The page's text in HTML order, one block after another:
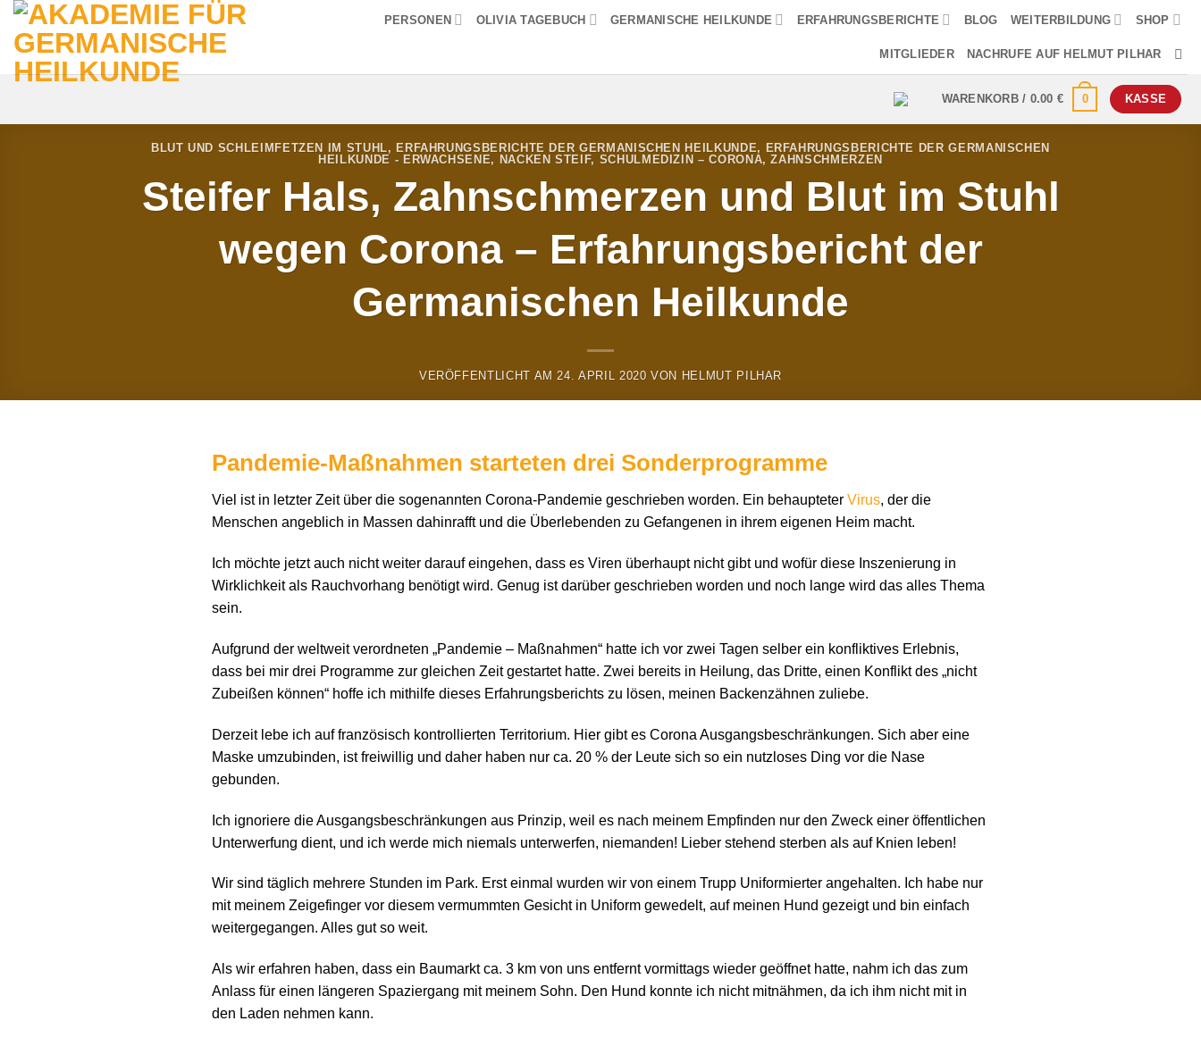
Zum
Inhalt
springen
PERSONEN OLIVIA TAGEBUCH GERMANISCHE HEILKUNDE ERFAHRUNGSBERICHTE BLOG WEITERBILDUNG SHOP
MITGLIEDER NACHRUFE AUF HELMUT PILHAR
WARENKORB / 0.00 € 0 KASSE
BLUT UND SCHLEIMFETZEN IM STUHL, ERFAHRUNGSBERICHTE DER GERMANISCHEN HEILKUNDE, ERFAHRUNGSBERICHTE DER GERMANISCHEN
HEILKUNDE - ERWACHSENE, NACKEN STEIF, SCHULMEDIZIN – CORONA,ZAHNSCHMERZEN
Steifer Hals, Zahnschmerzen und Blut im Stuhl
wegen Corona – Erfahrungsbericht der
Germanischen Heilkunde
VERÖFFENTLICHT AM 24. APRIL 2020 VON HELMUT PILHAR
Pandemie-Maßnahmen starteten drei Sonderprogramme
Viel ist in letzter Zeit über die sogenannten Corona-Pandemie geschrieben worden. Ein behaupteter Virus, der die
Menschen angeblich in Massen dahinrafft und die Überlebenden zu Gefangenen in ihrem eigenen Heim macht.
Ich möchte jetzt auch nicht weiter darauf eingehen, dass es Viren überhaupt nicht gibt und wofür diese Inszenierung in
Wirklichkeit als Rauchvorhang benötigt wird. Genug ist darüber geschrieben worden und noch lange wird das alles Thema
sein.
Aufgrund der weltweit verordneten „Pandemie – Maßnahmen“ hatte ich vor zwei Tagen selber ein konfliktives Erlebnis,
dass bei mir drei Programme zur gleichen Zeit gestartet hatte. Zwei bereits in Heilung, das Dritte, einen Konflikt des „nicht
Zubeißen können“ hoffe ich mithilfe dieses Erfahrungsberichts zu lösen, meinen Backenzähnen zuliebe.
Derzeit lebe ich auf französisch kontrollierten Territorium. Hier gibt es Corona Ausgangsbeschränkungen. Sich aber eine
Maske umzubinden, ist freiwillig und daher haben nur ca. 20 % der Leute sich so ein nutzloses Ding vor die Nase
gebunden.
Ich ignoriere die Ausgangsbeschränkungen aus Prinzip, weil es nach meinem Empfinden nur den Zweck einer öffentlichen
Unterwerfung dient, und ich werde mich niemals unterwerfen, niemanden! Lieber stehend sterben als auf Knien leben!
Wir sind täglich mehrere Stunden im Park. Erst einmal wurden wir von einem Trupp Uniformierter angehalten. Ich habe nur
mit meinem Zeigefinger vor diesem vermummten Gesicht in Uniform gewedelt, auf meinen Hund gezeigt und bin einfach
weitergegangen. Alles gut so weit.
Als wir erfahren haben, dass ein Baumarkt ca. 3 km von uns entfernt vormittags wieder geöffnet hatte, nahm ich das zum
Anlass für einen längeren Spaziergang mit meinem Sohn. Den Hund konnte ich nicht mitnähmen, da ich ihm nicht mit in
den Laden nehmen kann.